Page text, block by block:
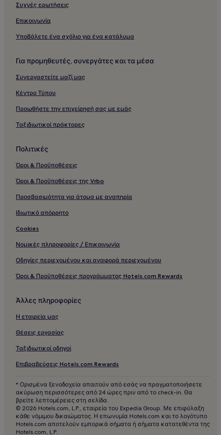
Συχνές ερωτήσεις
Επικοινωνία
Υποβάλετε ένα σχόλιο για ένα κατάλυμα
Για προμηθευτές, συνεργάτες και τα μέσα
Συνεργαστείτε μαζί μας
Κέντρο Τύπου
Προωθήστε την επιχείρησή σας με εμάς
Ταξιδιωτικοί πράκτορες
Πολιτικές
Όροι & Προϋποθέσεις
Όροι & Προϋποθέσεις της Vrbo
Προσβασιμότητα για άτομα με αναπηρία
Ιδιωτικό απόρρητο
Cookies
Νομικές πληροφορίες / Επικοινωνία
Οδηγίες περιεχομένου και αναφορά περιεχομένου
Όροι & Προϋποθέσεις προγράμματος Hotels.com Rewards
Άλλες πληροφορίες
Η εταιρεία μας
Θέσεις εργασίας
Ταξιδιωτικοί οδηγοί
Επιβραβεύσεις Hotels.com Rewards
* Ορισμένα ξενοδοχεία απαιτούν από εσάς να πραγματοποιήσετε
ακύρωση περισσότερες από 24 ώρες πριν από το check-in. Θα
βρείτε λεπτομέρειες στη σελίδα.
© 2026 Hotels.com, L.P., εταιρεία του Expedia Group. Με επιφύλαξη
κάθε νόμιμου δικαιώματος. Η επωνυμία Hotels.com και το λογότυπο
Hotels.com αποτελούν εμπορικά σήματα ή σήματα κατατεθέντα της
Hotels.com, L.P.